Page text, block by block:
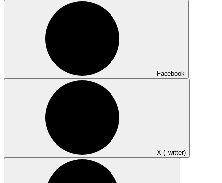
Facebook
X (Twitter)